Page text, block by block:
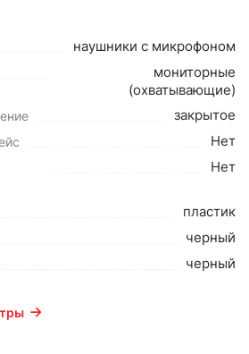
наушники с микрофоном
мониторные
(охватывающие)
закрытое
Нет
Нет
пластик
черный
черный